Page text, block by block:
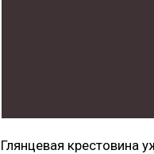
Глянцевая крестовина